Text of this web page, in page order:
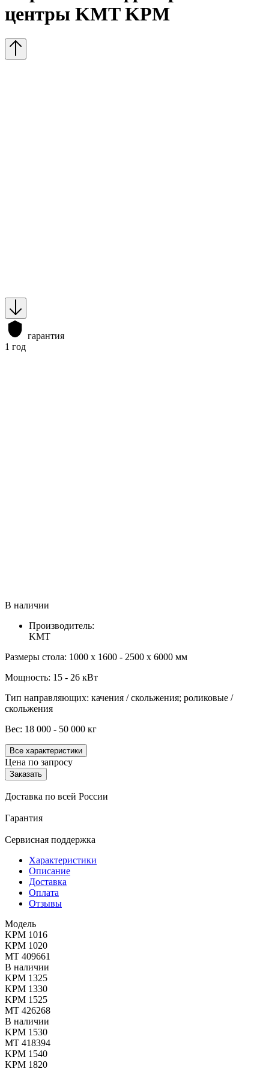
центры KMT KPM
гарантия
1 год
В наличии
Производитель:
KMT
Размеры стола: 1000 x 1600 - 2500 x 6000 мм
Мощность: 15 - 26 кВт
Тип направляющих: качения / скольжения; роликовые /
скольжения
Вес: 18 000 - 50 000 кг
Все характеристики
Цена по запросу
Заказать
Доставка по всей России
Гарантия
Сервисная поддержка
Характеристики
Описание
Доставка
Оплата
Отзывы
Модель
KPM 1016
KPM 1020
МТ 409661
В наличии
KPM 1325
KPM 1330
KPM 1525
МТ 426268
В наличии
KPM 1530
МТ 418394
KPM 1540
KPM 1820